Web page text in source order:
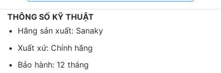
THÔNG SỐ KỸ THUẬT
Hãng sản xuất: Sanaky
Xuất xứ: Chính hãng
Bảo hành: 12 tháng